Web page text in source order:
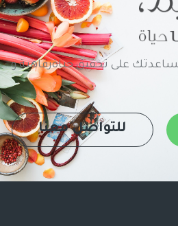
على تحقيق حياةرفاهية و
للتواصل معنا